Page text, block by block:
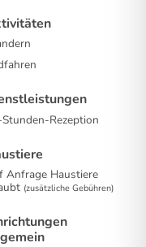
Rezeption
Anfrage Haustiere
(zusätzliche Gebühren)